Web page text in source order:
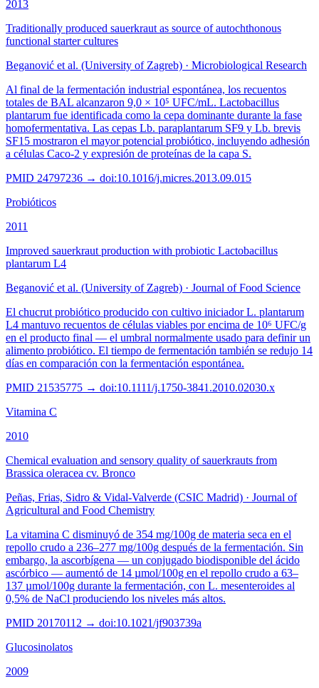
2013
Traditionally produced sauerkraut as source of autochthonous
functional starter cultures
Beganović et al. (University of Zagreb) · Microbiological Research
Al final de la fermentación industrial espontánea, los recuentos
totales de BAL alcanzaron 9,0 × 10⁵ UFC/mL. Lactobacillus
plantarum fue identificada como la cepa dominante durante la fase
homofermentativa. Las cepas Lb. paraplantarum SF9 y Lb. brevis
SF15 mostraron el mayor potencial probiótico, incluyendo adhesión
a células Caco-2 y expresión de proteínas de la capa S.
PMID 24797236 → doi:10.1016/j.micres.2013.09.015
Probióticos
2011
Improved sauerkraut production with probiotic Lactobacillus
plantarum L4
Beganović et al. (University of Zagreb) · Journal of Food Science
El chucrut probiótico producido con cultivo iniciador L. plantarum
L4 mantuvo recuentos de células viables por encima de 10⁶ UFC/g
en el producto final — el umbral normalmente usado para definir un
alimento probiótico. El tiempo de fermentación también se redujo 14
días en comparación con la fermentación espontánea.
PMID 21535775 → doi:10.1111/j.1750-3841.2010.02030.x
Vitamina C
2010
Chemical evaluation and sensory quality of sauerkrauts from
Brassica oleracea cv. Bronco
Peñas, Frias, Sidro & Vidal-Valverde (CSIC Madrid) · Journal of
Agricultural and Food Chemistry
La vitamina C disminuyó de 354 mg/100g de materia seca en el
repollo crudo a 236–277 mg/100g después de la fermentación. Sin
embargo, la ascorbígena — un conjugado biodisponible del ácido
ascórbico — aumentó de 14 µmol/100g en el repollo crudo a 63–
137 µmol/100g durante la fermentación, con L. mesenteroides al
0,5% de NaCl produciendo los niveles más altos.
PMID 20170112 → doi:10.1021/jf903739a
Glucosinolatos
2009